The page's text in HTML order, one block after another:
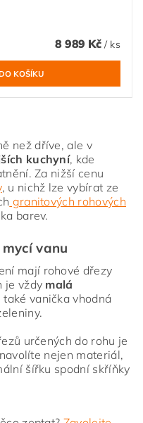
8 989 Kč / ks
než dříve, ale v
kuchyní, kde
Za nižší cenu
, u nichž lze vybírat ze
granitových rohových
barev.
vanu
mají rohové dřezy
je vždy malá
také vanička vhodná
určených do rohu je
nejen materiál,
šířku spodní skříňky